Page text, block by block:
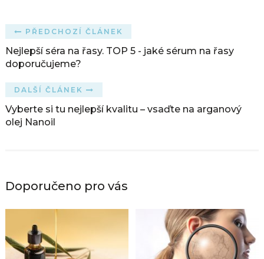
PŘEDCHOZÍ ČLÁNEK
Nejlepší séra na řasy. TOP 5 - jaké sérum na řasy
doporučujeme?
DALŠÍ ČLÁNEK
Vyberte si tu nejlepší kvalitu – vsaďte na arganový
olej Nanoil
Doporučeno pro vás